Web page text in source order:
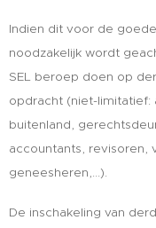
Indien dit voor de
noodzakelijk wordt
SEL beroep doen op
opdracht (niet-limitatief:
buitenland,
accountants, revisoren,
geneesheren,...).
De inschakeling van